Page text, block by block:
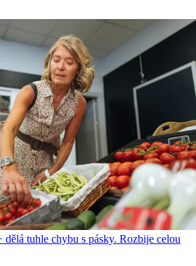
dělá tuhle chybu s pásky. Rozbije celou